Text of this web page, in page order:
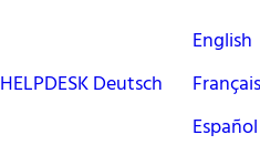
HELPDESKDeutsch
English
Français
Español